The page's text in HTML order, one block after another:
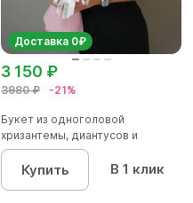
Доставка 0₽
3980 ₽ -21%
3 150 ₽
Букет из одноголовой
хризантемы, диантусов и
альстромер...
Купить В 1 клик